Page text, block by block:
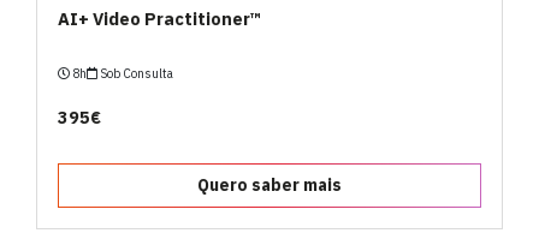
AI+ Video Practitioner™
8h Sob Consulta
395€
Quero saber mais